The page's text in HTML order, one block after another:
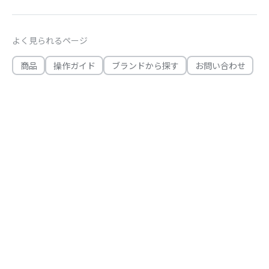
よく見られるページ
商品 操作ガイド ブランドから探す お問い合わせ